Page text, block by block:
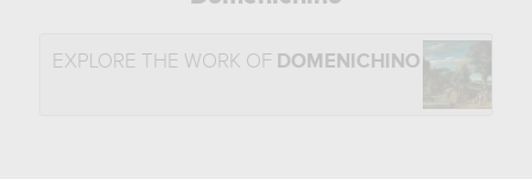
EXPLORE THE WORK OF DOMENICHINO